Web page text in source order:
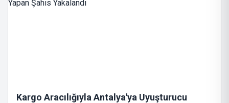
Kargo Aracılığıyla Antalya'ya Uyuşturucu